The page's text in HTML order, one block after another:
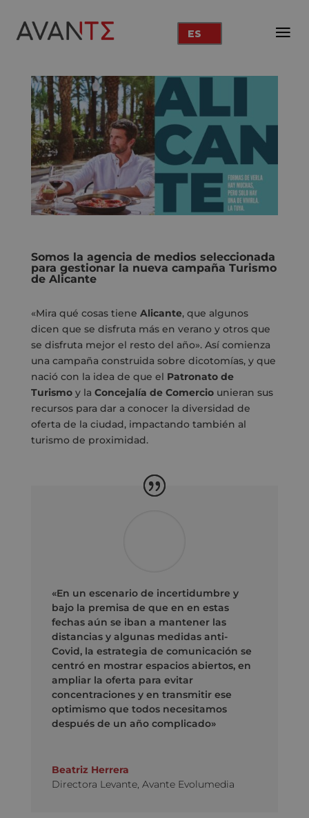
ES
Somos la agencia de medios seleccionada
para gestionar la nueva campaña Turismo
de Alicante
«Mira qué cosas tiene Alicante, que algunos
dicen que se disfruta más en verano y otros que
se disfruta mejor el resto del año». Así comienza
una campaña construida sobre dicotomías, y que
nació con la idea de que el Patronato de
Turismoy la Concejalía de Comerciounieran sus
recursos para dar a conocer la diversidad de
oferta de la ciudad, impactando también al
turismo de proximidad.
«En un escenario de incertidumbre y
bajo la premisa de que en en estas
fechas aún se iban a mantener las
distancias y algunas medidas anti-
Covid, la estrategia de comunicación se
centró en mostrar espacios abiertos, en
ampliar la oferta para evitar
concentraciones y en transmitir ese
optimismo que todos necesitamos
después de un año complicado»
Beatriz Herrera
Directora Levante, Avante Evolumedia